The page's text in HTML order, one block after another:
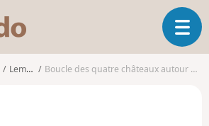
s
o
O
u
Lembach Boucle des quatre châteaux autour du Fleckenstein